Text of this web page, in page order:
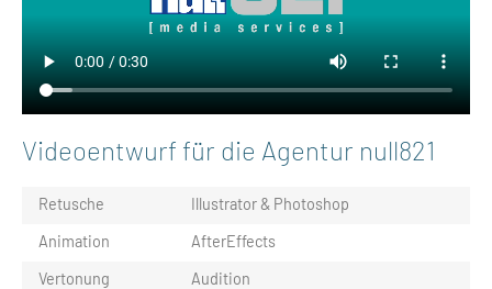
Videoentwurf für die Agentur null821
Retusche
Illustrator & Photoshop
Animation
AfterEffects
Vertonung
Audition